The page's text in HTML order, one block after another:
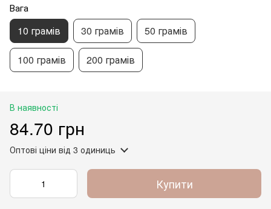
Вага
10 грамів 30 грамів 50 грамів
100 грамів 200 грамів
В наявності
84.70 грн
Оптові ціни від 3 одиниць
Купити